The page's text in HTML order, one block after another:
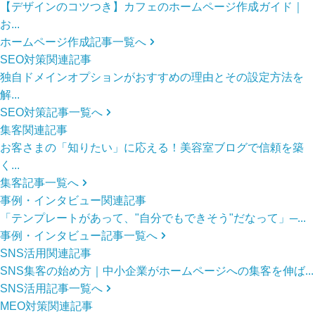
【デザインのコツつき】カフェのホームページ作成ガイド｜
お...
ホームページ作成記事一覧へ
SEO対策関連記事
独自ドメインオプションがおすすめの理由とその設定方法を
解...
SEO対策記事一覧へ
集客関連記事
お客さまの「知りたい」に応える！美容室ブログで信頼を築
く...
集客記事一覧へ
事例・インタビュー関連記事
「テンプレートがあって、"自分でもできそう"だなって」─...
事例・インタビュー記事一覧へ
SNS活用関連記事
SNS集客の始め方｜中小企業がホームページへの集客を伸ば...
SNS活用記事一覧へ
MEO対策関連記事